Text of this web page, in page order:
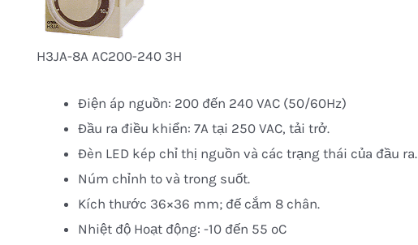
H3JA-8A AC200-240 3H
Điện áp nguồn: 200 đến 240 VAC (50/60Hz)
Đầu ra điều khiển: 7A tại 250 VAC, tải trở.
Đèn LED kép chỉ thị nguồn và các trạng thái của đầu ra.
Núm chỉnh to và trong suốt.
Kích thước 36×36 mm; đế cắm 8 chân.
Nhiệt độ Hoạt động: -10 đến 55 oC